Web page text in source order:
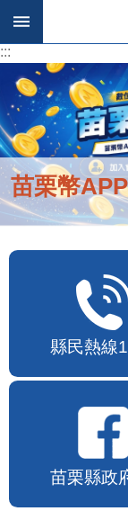
跳到主要內容區塊
:::
苗栗幣
縣民熱線
苗栗縣政